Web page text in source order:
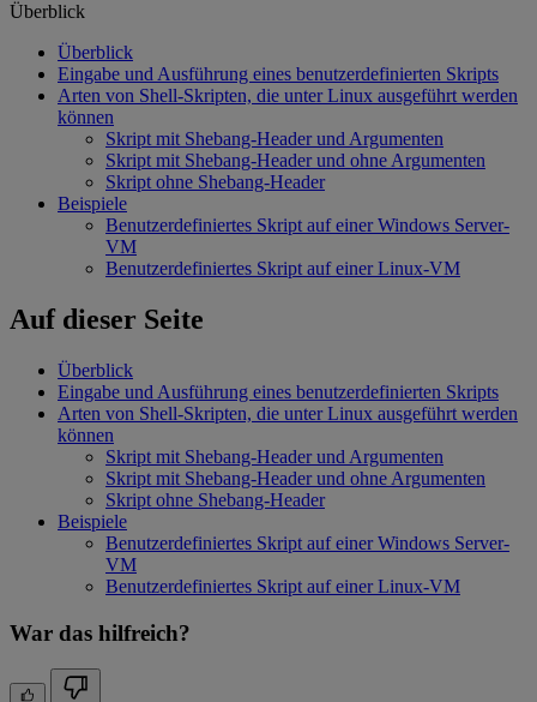
Überblick
Überblick
Eingabe und Ausführung eines benutzerdefinierten Skripts
Arten von Shell-Skripten, die unter Linux ausgeführt werden
können
Skript mit Shebang-Header und Argumenten
Skript mit Shebang-Header und ohne Argumenten
Skript ohne Shebang-Header
Beispiele
Benutzerdefiniertes Skript auf einer Windows Server-
VM
Benutzerdefiniertes Skript auf einer Linux-VM
Auf dieser Seite
Überblick
Eingabe und Ausführung eines benutzerdefinierten Skripts
Arten von Shell-Skripten, die unter Linux ausgeführt werden
können
Skript mit Shebang-Header und Argumenten
Skript mit Shebang-Header und ohne Argumenten
Skript ohne Shebang-Header
Beispiele
Benutzerdefiniertes Skript auf einer Windows Server-
VM
Benutzerdefiniertes Skript auf einer Linux-VM
War das hilfreich?